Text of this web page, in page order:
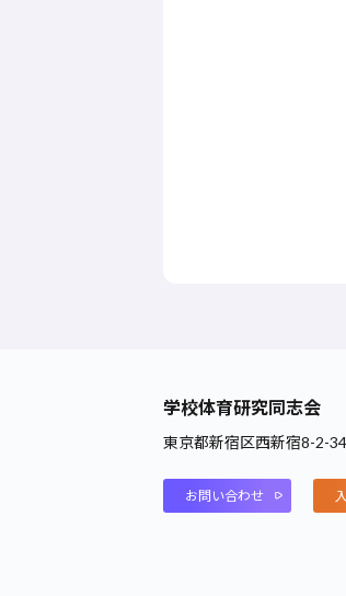
学校体育研究同志会
東京都新宿区西新宿8-2-
お問い合わせ